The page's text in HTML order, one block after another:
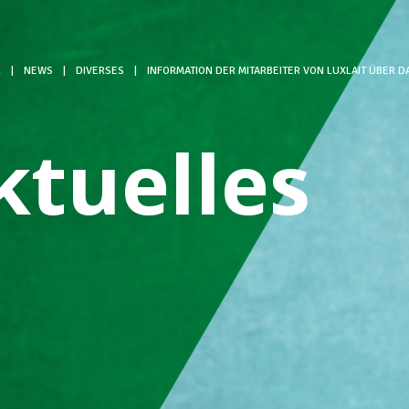
NEWS DIVERSES INFORMATION DER MITARBEITER VON LUXLAIT ÜBER